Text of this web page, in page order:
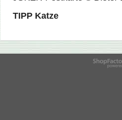
TIPP Katze
WebShop
ShopFactory